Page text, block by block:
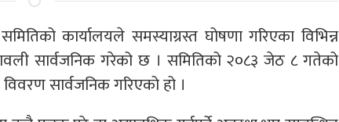
कार्यालयले समस्याग्रस्त घोषणा गरिएका विभिन्न
सार्वजनिक गरेको छ । समितिको २०८३ जेठ ८ गतेको
सार्वजनिक गरिएको हो ।